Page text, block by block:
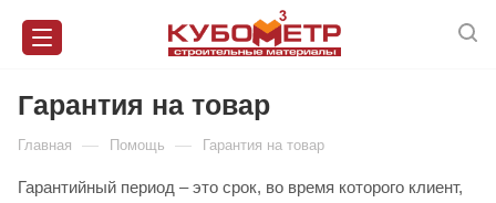
Гарантия на товар
Главная — Помощь — Гарантия на товар
Гарантийный период – это срок, во время которого клиент,